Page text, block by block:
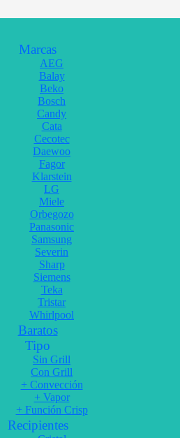
Marcas
AEG
Balay
Beko
Bosch
Candy
Cata
Cecotec
Daewoo
Fagor
Klarstein
LG
Miele
Orbegozo
Panasonic
Samsung
Severin
Sharp
Siemens
Teka
Tristar
Whirlpool
Baratos
Tipo
Sin Grill
Con Grill
+ Convección
+ Vapor
+ Función Crisp
Recipientes